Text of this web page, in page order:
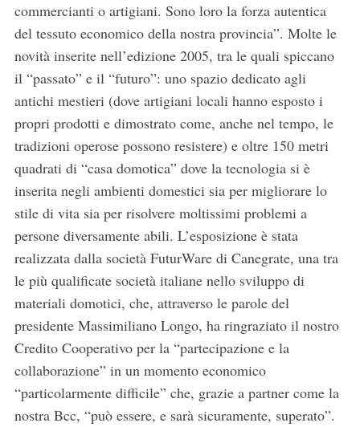
commercianti o artigiani. Sono loro la forza autentica
del tessuto economico della nostra provincia”. Molte le
novità inserite nell’edizione 2005, tra le quali spiccano
il “passato” e il “futuro”: uno spazio dedicato agli
antichi mestieri (dove artigiani locali hanno esposto i
propri prodotti e dimostrato come, anche nel tempo, le
tradizioni operose possono resistere) e oltre 150 metri
quadrati di “casa domotica” dove la tecnologia si è
inserita negli ambienti domestici sia per migliorare lo
stile di vita sia per risolvere moltissimi problemi a
persone diversamente abili. L’esposizione è stata
realizzata dalla società FuturWare di Canegrate, una tra
le più qualificate società italiane nello sviluppo di
materiali domotici, che, attraverso le parole del
presidente Massimiliano Longo, ha ringraziato il nostro
Credito Cooperativo per la “partecipazione e la
collaborazione” in un momento economico
“particolarmente difficile” che, grazie a partner come la
nostra Bcc, “può essere, e sarà sicuramente, superato”.